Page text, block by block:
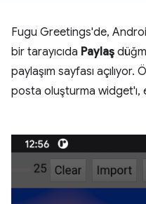
Fugu Greetings'de,
bir tarayıcıda Paylaş
paylaşım sayfası
posta oluşturma widget'ı,